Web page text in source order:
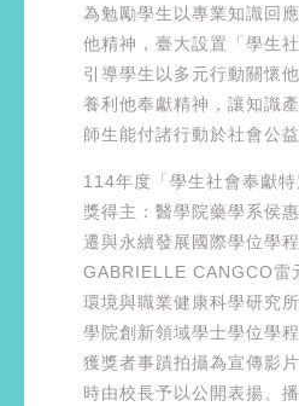
為勉勵學生以專業知識回
他精神，臺大設置「學生
引導學生以多元行動關懷
養利他奉獻精神，讓知識
師生能付諸行動於社會公益
114年度「學生社會奉獻
獎得主：醫學院藥學系侯
遷與永續發展國際學位學
GABRIELLE CANGCO雷
環境與職業健康科學研究
學院創新領域學士學位學
獲獎者事蹟拍攝為宣傳影
時由校長予以公開表揚、